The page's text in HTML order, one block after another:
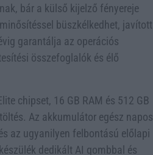
bár a külső kijelző fényereje
büszkélkedhet, javított
garantálja az operációs
összefoglalók és élő
chipset, 16 GB RAM és 512 GB
Az akkumulátor egész napos
az ugyanilyen felbontású előlapi
dedikált AI gombbal és